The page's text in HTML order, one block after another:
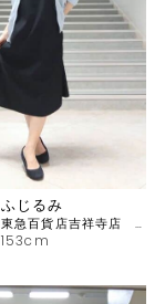
153cm
ふじるみ
東急百貨店吉祥寺店 ピッコーネ